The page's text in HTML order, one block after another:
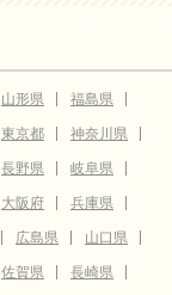
山形県
福島県
東京都
神奈川県
長野県
岐阜県
大阪府
兵庫県
広島県
山口県
佐賀県
長崎県